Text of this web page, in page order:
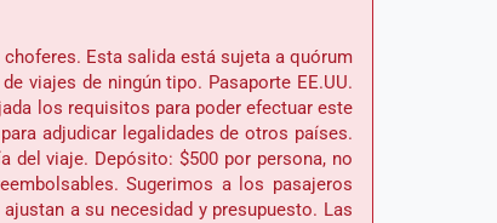
Esta salida está sujeta a quórum
viajes de ningún tipo. Pasaporte EE.UU.
los requisitos para poder efectuar este
adjudicar legalidades de otros países.
del viaje. Depósito: $500 por persona, no
Sugerimos a los pasajeros
a su necesidad y presupuesto. Las